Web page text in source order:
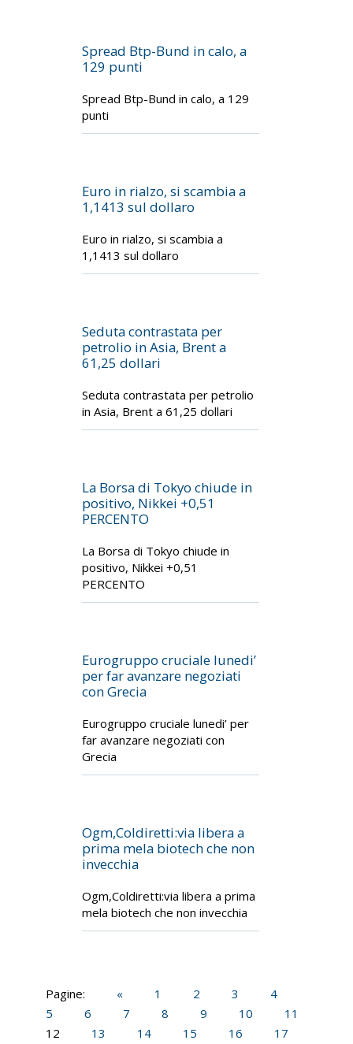
Spread Btp-Bund in calo, a
129 punti
Spread Btp-Bund in calo, a 129
punti
Euro in rialzo, si scambia a
1,1413 sul dollaro
Euro in rialzo, si scambia a
1,1413 sul dollaro
Seduta contrastata per
petrolio in Asia, Brent a
61,25 dollari
Seduta contrastata per petrolio
in Asia, Brent a 61,25 dollari
La Borsa di Tokyo chiude in
positivo, Nikkei +0,51
PERCENTO
La Borsa di Tokyo chiude in
positivo, Nikkei +0,51
PERCENTO
Eurogruppo cruciale lunedi’
per far avanzare negoziati
con Grecia
Eurogruppo cruciale lunedi’ per
far avanzare negoziati con
Grecia
Ogm,Coldiretti:via libera a
prima mela biotech che non
invecchia
Ogm,Coldiretti:via libera a prima
mela biotech che non invecchia
Pagine: « 1 2 3
4
5
6 7 8 9 10
11
12
13 14 15 16
17